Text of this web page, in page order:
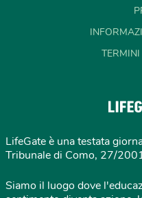
LifeGate è una testata
Tribunale di Como, 27/
Siamo il luogo dove